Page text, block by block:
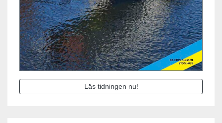
Läs tidningen nu!